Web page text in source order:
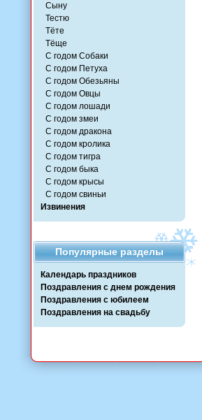
Сыну
Тестю
Тёте
Тёще
С годом Собаки
С годом Петуха
С годом Обезьяны
С годом Овцы
С годом лошади
С годом змеи
С годом дракона
С годом кролика
С годом тигра
С годом быка
С годом крысы
С годом свиньи
Извинения
Популярные разделы
Календарь праздников
Поздравления с днем рождения
Поздравления с юбилеем
Поздравления на свадьбу